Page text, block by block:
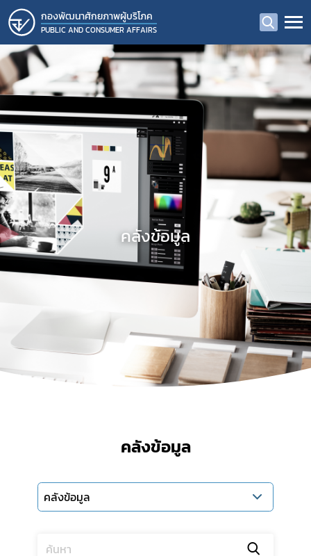
กองพัฒนาศักยภาพผู้บริโภค
PUBLIC AND CONSUMER AFFAIRS
คลังข้อมูล
คลังข้อมูล
คลังข้อมูล